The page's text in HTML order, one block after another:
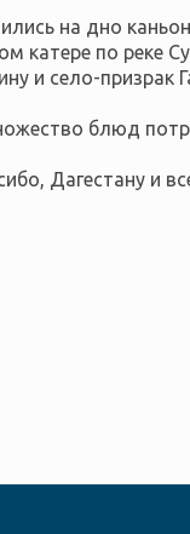
на дно
катере по реке
и село-призрак
блюд
Дагестану и